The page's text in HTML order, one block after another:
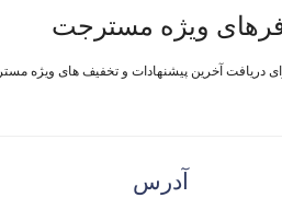
ویژه مسترجت
دریافت آخرین پیشنهادات و تخفیف های ویژه
آدرس